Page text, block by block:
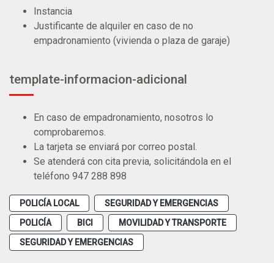
Instancia
Justificante de alquiler en caso de no
empadronamiento (vivienda o plaza de garaje)
template-informacion-adicional
En caso de empadronamiento, nosotros lo
comprobaremos.
La tarjeta se enviará por correo postal.
Se atenderá con cita previa, solicitándola en el
teléfono 947 288 898
POLICÍA LOCAL
SEGURIDAD Y EMERGENCIAS
POLICÍA
BICI
MOVILIDAD Y TRANSPORTE
SEGURIDAD Y EMERGENCIAS